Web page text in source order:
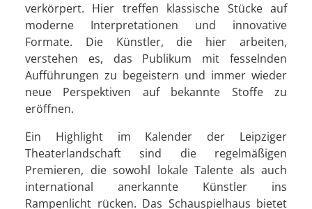
verkörpert. Hier treffen klassische Stücke auf
moderne Interpretationen und innovative
Formate. Die Künstler, die hier arbeiten,
verstehen es, das Publikum mit fesselnden
Aufführungen zu begeistern und immer wieder
neue Perspektiven auf bekannte Stoffe zu
eröffnen.
Ein Highlight im Kalender der Leipziger
Theaterlandschaft sind die regelmäßigen
Premieren, die sowohl lokale Talente als auch
international anerkannte Künstler ins
Rampenlicht rücken. Das Schauspielhaus bietet